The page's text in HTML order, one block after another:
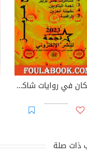
المكان في روايات شاكر الأنباري
ذات صلة